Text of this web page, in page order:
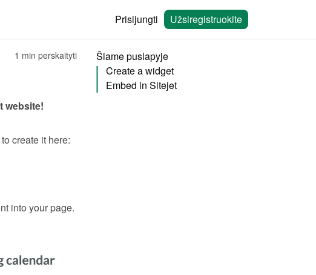
Prisijungti Užsiregistruokite
1 min perskaityti
website!
into your page.
Šiame puslapyje
Create a widget
Embed in Sitejet